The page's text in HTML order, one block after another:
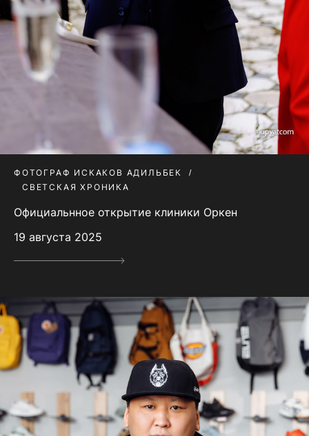
ФОТОГРАФ ИСКАКОВ АДИЛЬБЕК
СВЕТСКАЯ ХРОНИКА
Официальнное открытие клиники Оркен
19 августа 2025